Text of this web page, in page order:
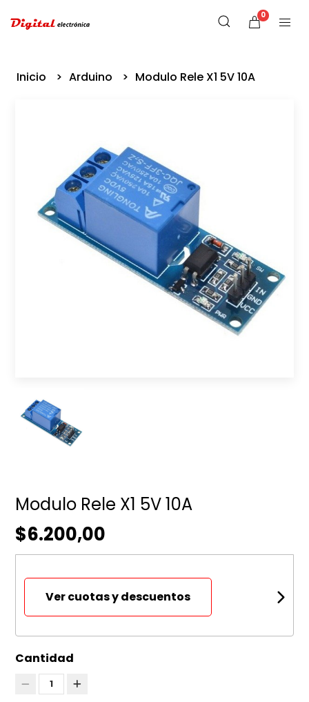
0
Inicio Arduino Modulo Rele X1 5V 10A
Modulo Rele X1 5V 10A
$6.200,00
Ver cuotas y descuentos
Cantidad
1